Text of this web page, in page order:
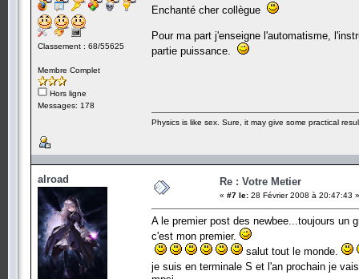
Classement : 68/55625
Membre Complet
Hors ligne
Messages: 178
Enchanté cher collègue
Pour ma part j'enseigne l'automatisme,
partie puissance.
Physics is like sex. Sure, it may give some practical
alroad Re : Votre Metier
« #7 le: 28 Février 2008 à 20:47:43 »
A le premier post des newbee...toujours un
c'est mon premier.
salut tout le monde.
je suis en terminale S et l'an prochain je